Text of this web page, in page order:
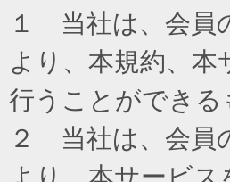
１ 当社は、会員
より、本規約、
行うことができ
２ 当社は、会員